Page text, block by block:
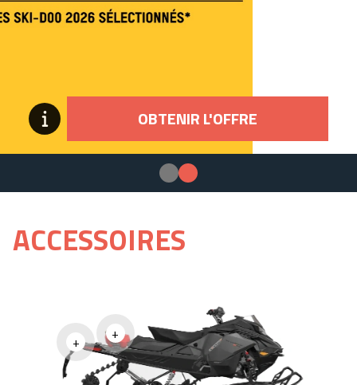
OBTENIR L'OFFRE
ACCESSOIRES
+ +